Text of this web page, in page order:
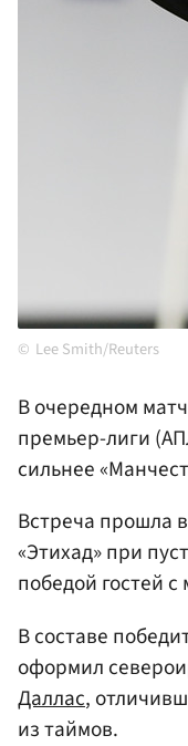
Lee Smith/Reuters
В очередном
премьер-лиги
сильнее
Встреча прошла
«Этихад» при
победой гостей
В составе
оформил
Даллас,
из таймов.